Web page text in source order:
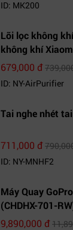
ID: MK200
Lõi lọc không
không khí
679,000 đ
ID: NY-AirPurifier
Tai nghe nhét
711,000 đ
ID: NY-MNHF2
Máy Quay
(CHDHX-701-
9,890,000 đ